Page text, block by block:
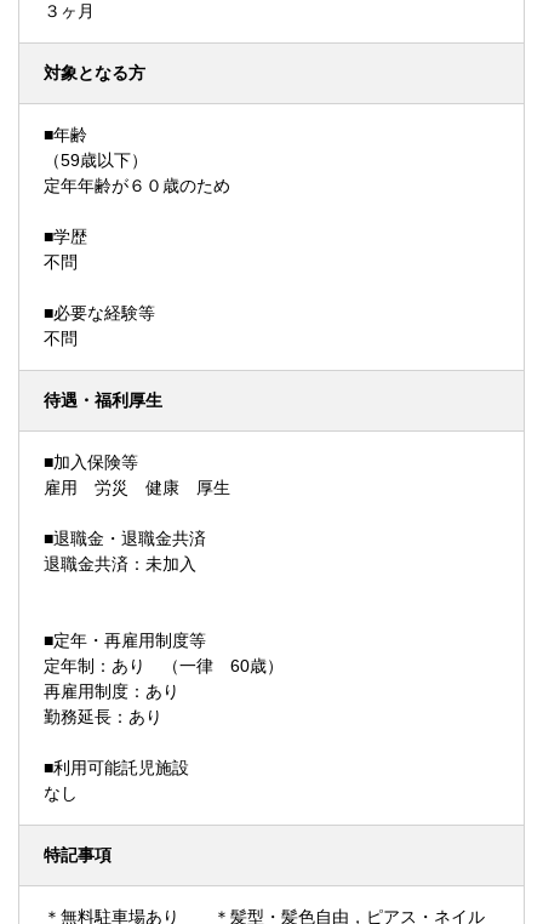
３ヶ月
対象となる方
■年齢
（59歳以下）
定年年齢が６０歳のため
■学歴
不問
■必要な経験等
不問
待遇・福利厚生
■加入保険等
雇用 労災 健康 厚生
■退職金・退職金共済
退職金共済：未加入
■定年・再雇用制度等
定年制：あり （一律 60歳）
再雇用制度：あり
勤務延長：あり
■利用可能託児施設
なし
特記事項
＊無料駐車場あり ＊髪型・髪色自由，ピアス・ネイル